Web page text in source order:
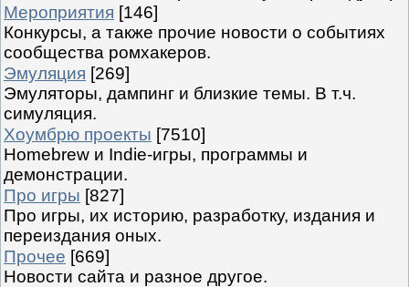
Мероприятия [146]
Конкурсы, а также прочие новости о событиях
сообщества ромхакеров.
Эмуляция [269]
Эмуляторы, дампинг и близкие темы. В т.ч.
симуляция.
Хоумбрю проекты [7510]
Homebrew и Indie-игры, программы и
демонстрации.
Про игры [827]
Про игры, их историю, разработку, издания и
переиздания оных.
Прочее [669]
Новости сайта и разное другое.